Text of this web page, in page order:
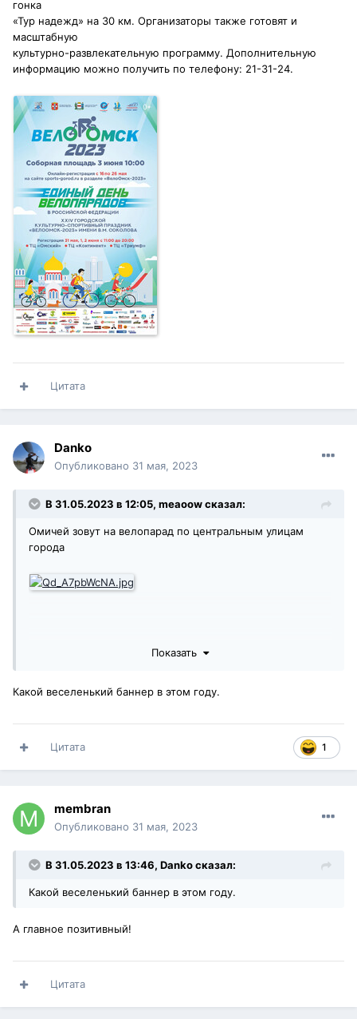
гонка
«Тур надежд» на 30 км. Организаторы также готовят и
масштабную
культурно-развлекательную программу. Дополнительную
информацию можно получить по телефону: 21-31-24.
Цитата
Danko
Опубликовано 31 мая, 2023
В 31.05.2023 в 12:05, meaoowсказал:
Омичей зовут на велопарад по центральным улицам
города
Показать
Какой веселенький баннер в этом году.
1
Цитата
membran
Опубликовано 31 мая, 2023
В 31.05.2023 в 13:46, Dankoсказал:
Какой веселенький баннер в этом году.
А главное позитивный!
Цитата